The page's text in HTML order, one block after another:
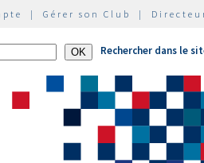
| Gérer son Club |
Rechercher dans le